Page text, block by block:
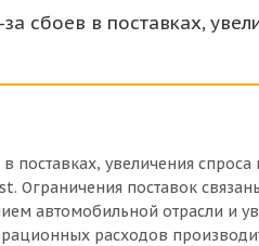
сбоев в поставках,
поставках, увеличения спроса
Ограничения поставок
автомобильной отрасли и
расходов